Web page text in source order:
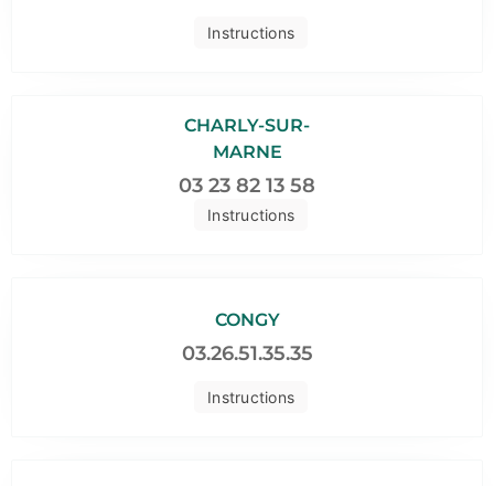
Instructions
Instructions
CHARLY-SUR-
MARNE
03 23 82 13 58
Instructions
CONGY
03.26.51.35.35